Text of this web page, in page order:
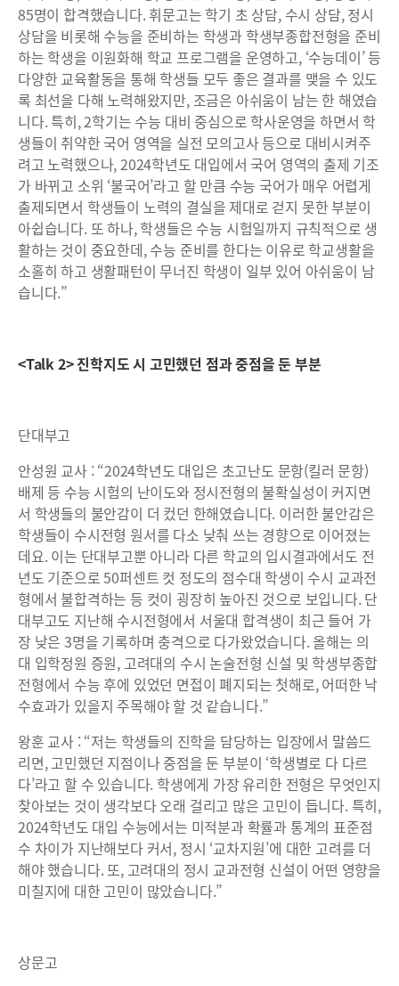
85명이 합격했습니다. 휘문고는 학기 초 상담, 수시 상담, 정시
상담을 비롯해 수능을 준비하는 학생과 학생부종합전형을 준비
하는 학생을 이원화해 학교 프로그램을 운영하고, ‘수능데이’ 등
다양한 교육활동을 통해 학생들 모두 좋은 결과를 맺을 수 있도
록 최선을 다해 노력해왔지만, 조금은 아쉬움이 남는 한 해였습
니다. 특히, 2학기는 수능 대비 중심으로 학사운영을 하면서 학
생들이 취약한 국어 영역을 실전 모의고사 등으로 대비시켜주
려고 노력했으나, 2024학년도 대입에서 국어 영역의 출제 기조
가 바뀌고 소위 ‘불국어’라고 할 만큼 수능 국어가 매우 어렵게
출제되면서 학생들이 노력의 결실을 제대로 걷지 못한 부분이
아쉽습니다. 또 하나, 학생들은 수능 시험일까지 규칙적으로 생
활하는 것이 중요한데, 수능 준비를 한다는 이유로 학교생활을
소홀히 하고 생활패턴이 무너진 학생이 일부 있어 아쉬움이 남
습니다.”
<Talk 2> 진학지도 시 고민했던 점과 중점을 둔 부분
단대부고
안성원 교사 : “2024학년도 대입은 초고난도 문항(킬러 문항)
배제 등 수능 시험의 난이도와 정시전형의 불확실성이 커지면
서 학생들의 불안감이 더 컸던 한해였습니다. 이러한 불안감은
학생들이 수시전형 원서를 다소 낮춰 쓰는 경향으로 이어졌는
데요. 이는 단대부고뿐 아니라 다른 학교의 입시결과에서도 전
년도 기준으로 50퍼센트 컷 정도의 점수대 학생이 수시 교과전
형에서 불합격하는 등 컷이 굉장히 높아진 것으로 보입니다. 단
대부고도 지난해 수시전형에서 서울대 합격생이 최근 들어 가
장 낮은 3명을 기록하며 충격으로 다가왔었습니다. 올해는 의
대 입학정원 증원, 고려대의 수시 논술전형 신설 및 학생부종합
전형에서 수능 후에 있었던 면접이 폐지되는 첫해로, 어떠한 낙
수효과가 있을지 주목해야 할 것 같습니다.”
왕훈 교사 : “저는 학생들의 진학을 담당하는 입장에서 말씀드
리면, 고민했던 지점이나 중점을 둔 부분이 ‘학생별로 다 다르
다’라고 할 수 있습니다. 학생에게 가장 유리한 전형은 무엇인지
찾아보는 것이 생각보다 오래 걸리고 많은 고민이 듭니다. 특히,
2024학년도 대입 수능에서는 미적분과 확률과 통계의 표준점
수 차이가 지난해보다 커서, 정시 ‘교차지원’에 대한 고려를 더
해야 했습니다. 또, 고려대의 정시 교과전형 신설이 어떤 영향을
미칠지에 대한 고민이 많았습니다.”
상문고